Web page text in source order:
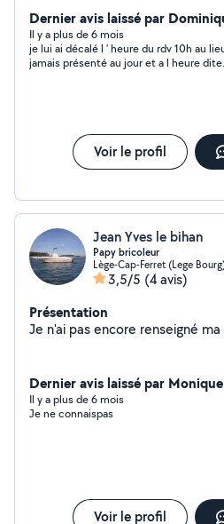
Dernier avis laissé par
Il y a plus de 6 mois
je lui ai décalé l ' heure du rdv 10h au lieu de 9h il ne s est
jamais présenté au jour et a l heure dite. je ne recommande pas
Voir le profil
Jean Yves le bihan
Papy bricoleur
Lège-Cap-Ferret (Lege
3,5/5 (4 avis)
Présentation
Dernier avis laissé par
Il y a plus de 6 mois
Je ne connaispas
Voir le profil